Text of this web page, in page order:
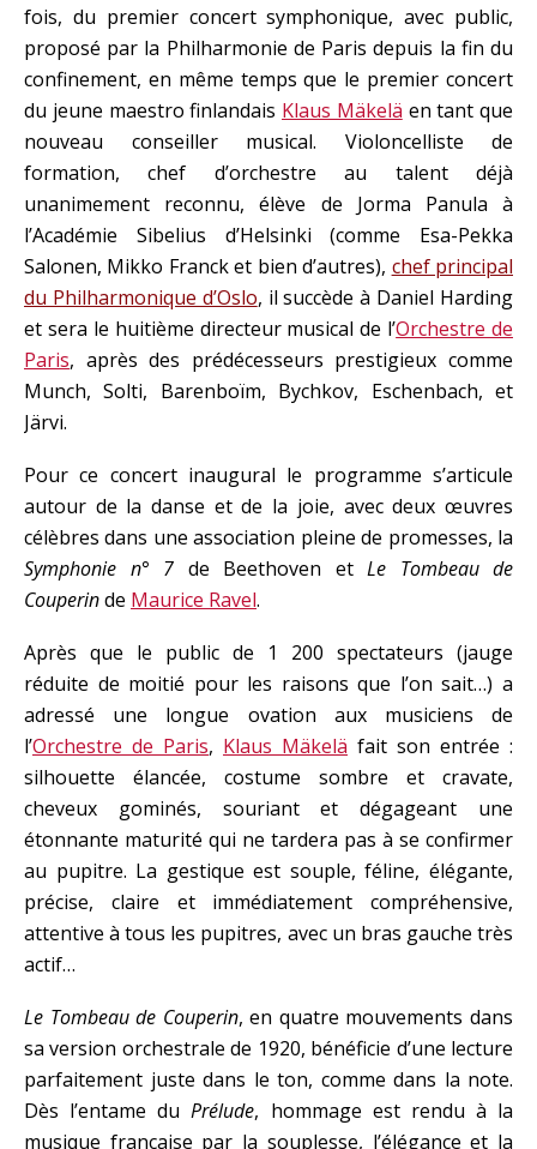
fois, du premier concert symphonique, avec public,
proposé par la Philharmonie de Paris depuis la fin du
confinement, en même temps que le premier concert
du jeune maestro finlandais Klaus Mäkelä en tant que
nouveau conseiller musical. Violoncelliste de
formation, chef d’orchestre au talent déjà
unanimement reconnu, élève de Jorma Panula à
l’Académie Sibelius d’Helsinki (comme Esa-Pekka
Salonen, Mikko Franck et bien d’autres), chef principal
du Philharmonique d’Oslo, il succède à Daniel Harding
et sera le huitième directeur musical de l’Orchestre de
Paris, après des prédécesseurs prestigieux comme
Munch, Solti, Barenboïm, Bychkov, Eschenbach, et
Järvi.
Pour ce concert inaugural le programme s’articule
autour de la danse et de la joie, avec deux œuvres
célèbres dans une association pleine de promesses, la
Symphonie n° 7 de Beethoven et Le Tombeau de
Couperinde Maurice Ravel.
Après que le public de 1 200 spectateurs (jauge
réduite de moitié pour les raisons que l’on sait…) a
adressé une longue ovation aux musiciens de
l’Orchestre de Paris, Klaus Mäkelä fait son entrée :
silhouette élancée, costume sombre et cravate,
cheveux gominés, souriant et dégageant une
étonnante maturité qui ne tardera pas à se confirmer
au pupitre. La gestique est souple, féline, élégante,
précise, claire et immédiatement compréhensive,
attentive à tous les pupitres, avec un bras gauche très
actif…
Le Tombeau de Couperin, en quatre mouvements dans
sa version orchestrale de 1920, bénéficie d’une lecture
parfaitement juste dans le ton, comme dans la note.
Dès l’entame duPrélude, hommage est rendu à la
musique française par la souplesse, l’élégance et la